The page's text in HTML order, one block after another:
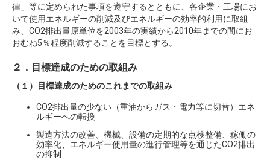
律」等に定められた事項を遵守するとともに、各企業・工場にお
いて使用エネルギーの削減及びエネルギーの効率的利用に取組
み、CO2排出量原単位を2003年の実績から2010年までの間にお
おむね5％程度削減することを目標とする。
２．目標達成のための取組み
（１）目標達成のためのこれまでの取組み
CO2排出量の少ない（重油からガス・電力等に切替）エネ
ルギーへの転換
製造方法の改善、機械、設備の定期的な点検整備、稼働の
効率化、エネルギー使用量の進行管理等を通じたCO2排出
の抑制